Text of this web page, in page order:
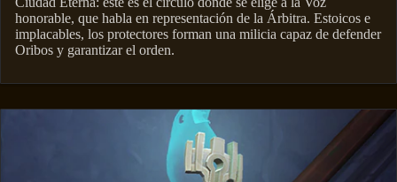
honorable, que habla en representación de la Árbitra. Estoicos e
implacables, los protectores forman una milicia capaz de defender
Oribos y garantizar el orden.